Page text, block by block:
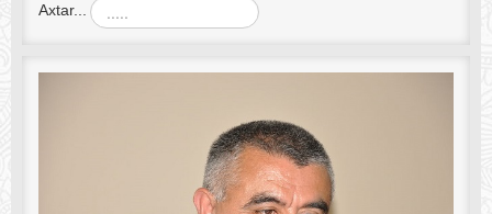
Axtar...